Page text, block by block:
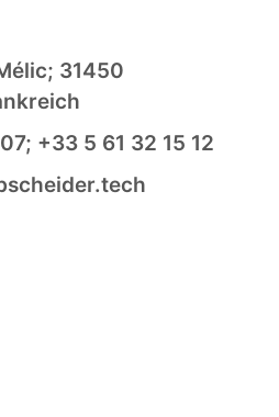
31450
+33 5 61 32 15 12